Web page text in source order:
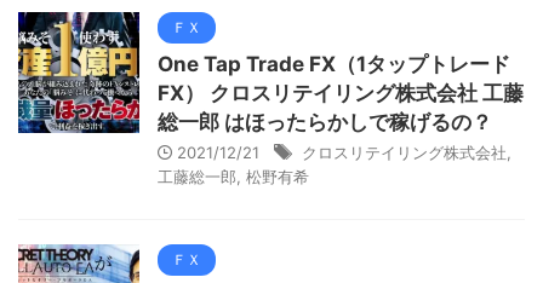
ＦＸ
One Tap Trade FX（1タップトレード
FX） クロスリテイリング株式会社 工藤
総一郎 はほったらかしで稼げるの？
2021/12/21 クロスリテイリング株式会社
工藤総一郎 松野有希
ＦＸ